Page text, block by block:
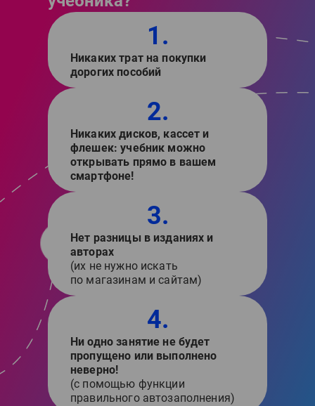
1.
Никаких трат на покупки
дорогих пособий
2.
Никаких дисков, кассет и
флешек: учебник можно
открывать прямо в вашем
смартфоне!
3.
Нет разницы в изданиях и
авторах
(их не нужно искать
по магазинам и сайтам)
4.
Ни одно занятие не будет
пропущено или выполнено
неверно!
(с помощью функции
правильного автозаполнения)